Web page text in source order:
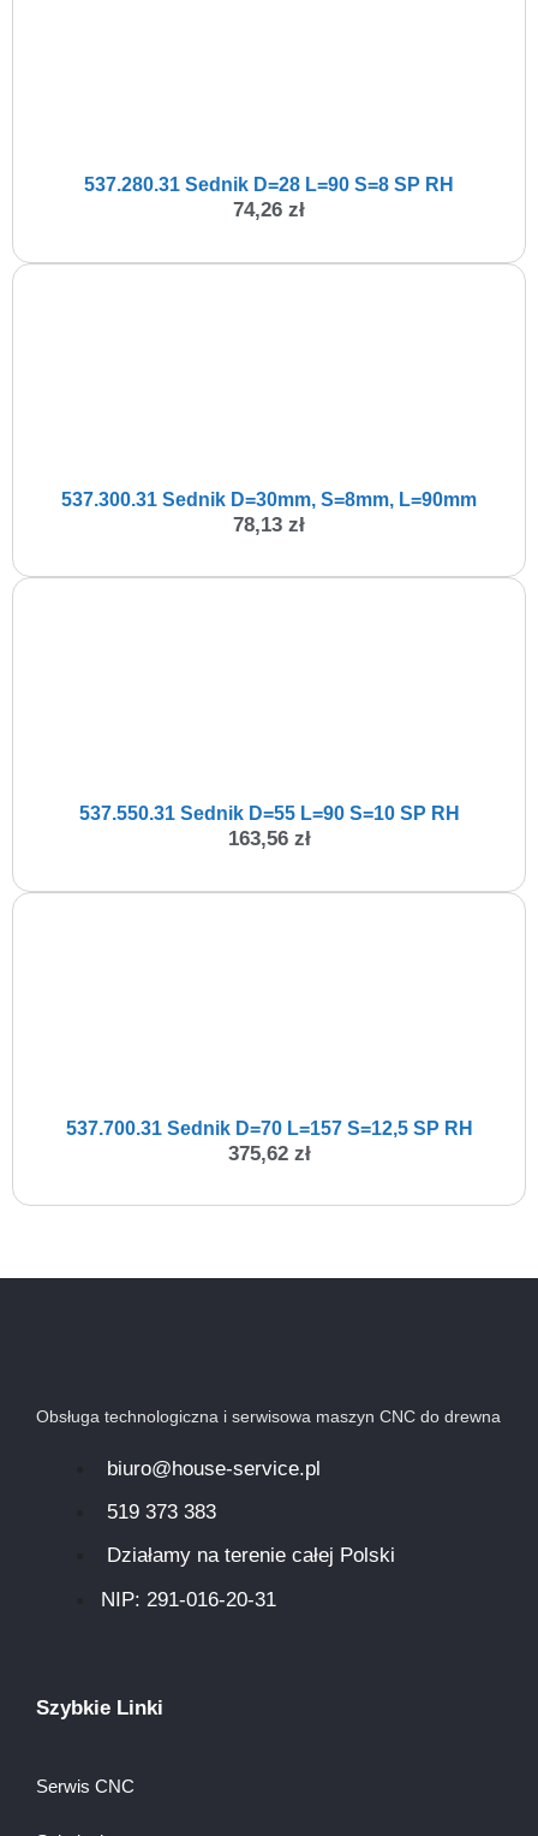
537.280.31 Sednik D=28 L=90 S=8 SP RH
74,26 zł
537.300.31 Sednik D=30mm, S=8mm, L=90mm
78,13 zł
537.550.31 Sednik D=55 L=90 S=10 SP RH
163,56 zł
537.700.31 Sednik D=70 L=157 S=12,5 SP RH
375,62 zł
Obsługa technologiczna i serwisowa maszyn CNC do drewna
biuro@house-service.pl
519 373 383
Działamy na terenie całej Polski
NIP: 291-016-20-31​
Szybkie Linki
Serwis CNC